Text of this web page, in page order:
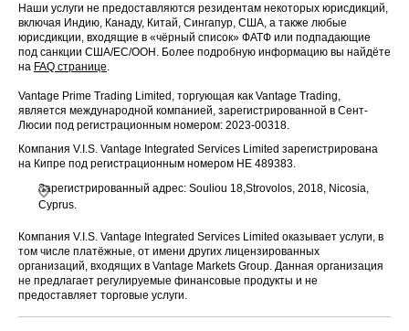
Наши услуги не предоставляются резидентам некоторых юрисдикций,
включая Индию, Канаду, Китай, Сингапур, США, а также любые
юрисдикции, входящие в «чёрный список» ФАТФ или подпадающие
под санкции США/ЕС/ООН. Более подробную информацию вы найдёте
на FAQ странице.
Vantage Prime Trading Limited, торгующая как Vantage Trading,
является международной компанией, зарегистрированной в Сент-
Люсии под регистрационным номером: 2023-00318.
Компания V.I.S. Vantage Integrated Services Limited зарегистрирована
на Кипре под регистрационным номером HE 489383.
Зарегистрированный адрес: Souliou 18,Strovolos, 2018, Nicosia,
Cyprus.
Компания V.I.S. Vantage Integrated Services Limited оказывает услуги, в
том числе платёжные, от имени других лицензированных
организаций, входящих в Vantage Markets Group. Данная организация
не предлагает регулируемые финансовые продукты и не
предоставляет торговые услуги.